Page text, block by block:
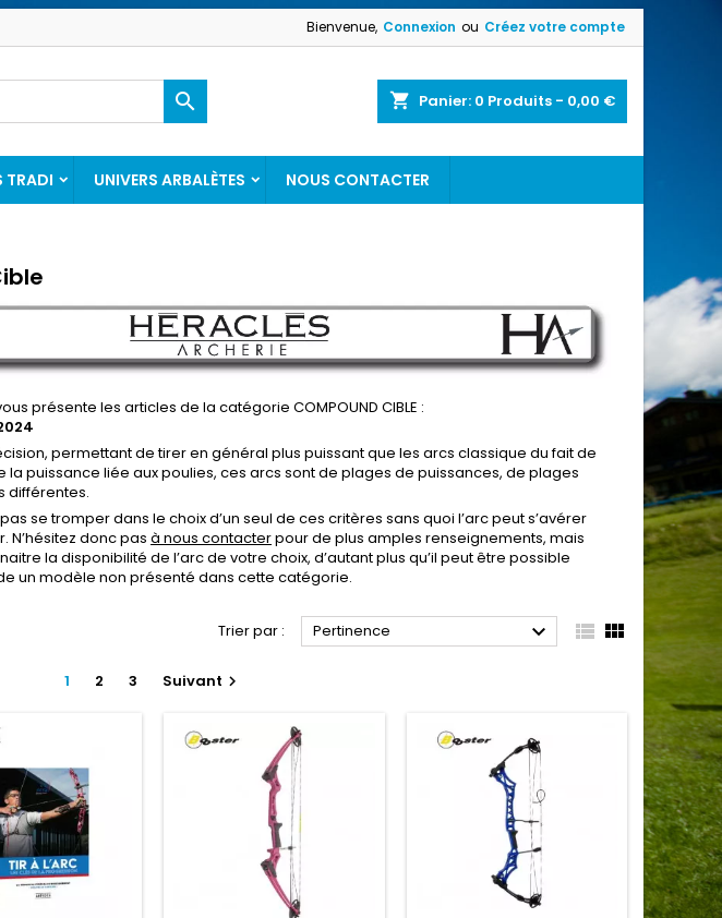
Bienvenue, Connexion ou Créez votre compte
shopping_cart Panier: 0 Produits - 0,00 €

TRADI UNIVERS ARBALÈTES NOUS CONTACTER
vous présente les articles de la catégorie COMPOUND CIBLE :
permettant de tirer en général plus puissant que les arcs classique du fait de
la puissance liée aux poulies, ces arcs sont de plages de puissances, de plages
différentes.
se tromper dans le choix d’un seul de ces critères sans quoi l’arc peut s’avérer
N’hésitez donc pas à nous contacterpour de plus amples renseignements, mais
la disponibilité de l’arc de votre choix, d’autant plus qu’il peut être possible
un modèle non présenté dans cette catégorie.
Trier par : Pertinence   
1 2 3 Suivant 